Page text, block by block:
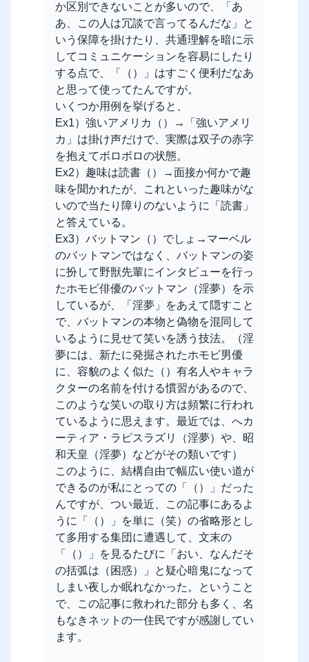
か区別できないことが多いので、「あ
あ、この人は冗談で言ってるんだな」と
いう保障を掛けたり、共通理解を暗に示
してコミュニケーションを容易にしたり
する点で、「（）」はすごく便利だなあ
と思って使ってたんですが。
いくつか用例を挙げると、
Ex1）強いアメリカ（）→「強いアメリ
カ」は掛け声だけで、実際は双子の赤字
を抱えてボロボロの状態。
Ex2）趣味は読書（）→面接か何かで趣
味を聞かれたが、これといった趣味がな
いので当たり障りのないように「読書」
と答えている。
Ex3）バットマン（）でしょ→マーベル
のバットマンではなく、バットマンの姿
に扮して野獣先輩にインタビューを行っ
たホモビ俳優のバットマン（淫夢）を示
しているが、「淫夢」をあえて隠すこと
で、バットマンの本物と偽物を混同して
いるように見せて笑いを誘う技法。（淫
夢には、新たに発掘されたホモビ男優
に、容貌のよく似た（）有名人やキャラ
クターの名前を付ける慣習があるので、
このような笑いの取り方は頻繁に行われ
ているように思えます。最近では、へカ
ーティア・ラピスラズリ（淫夢）や、昭
和天皇（淫夢）などがその類いです）
このように、結構自由で幅広い使い道が
できるのが私にとっての「（）」だった
んですが、つい最近、この記事にあるよ
うに「（）」を単に（笑）の省略形とし
て多用する集団に遭遇して、文末の
「（）」を見るたびに「おい、なんだそ
の括弧は（困惑）」と疑心暗鬼になって
しまい夜しか眠れなかった。ということ
で、この記事に救われた部分も多く、名
もなきネットの一住民ですが感謝してい
ます。